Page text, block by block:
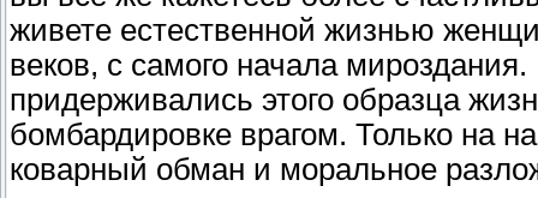
живете естественной жизнью
веков, с самого начала
придерживались этого образца
бомбардировке врагом. Только на
коварный обман и моральное